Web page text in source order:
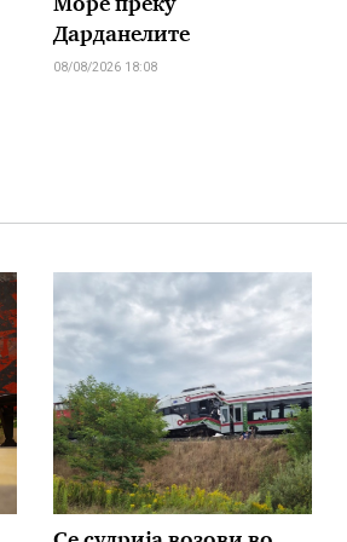
Море преку
Дарданелите
08/08/2026 18:08